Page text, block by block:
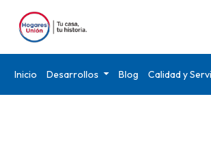
Inicio Desarrollos Blog Calidad y